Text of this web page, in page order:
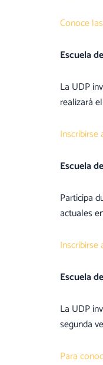
Conoce
Escuela
La UDP
realizará
Inscribirse
Escuela
Participa
actuales
Inscribirse
Escuela
La UDP
segunda
Para